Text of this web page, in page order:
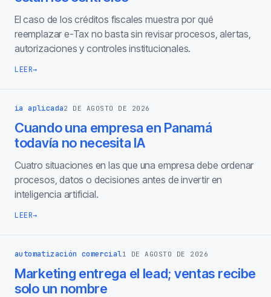
El caso de los créditos fiscales muestra por qué
reemplazar e-Tax no basta sin revisar procesos, alertas,
autorizaciones y controles institucionales.
LEER→
ia aplicada2 DE AGOSTO DE 2026
Cuando una empresa en Panamá
todavía no necesita IA
Cuatro situaciones en las que una empresa debe ordenar
procesos, datos o decisiones antes de invertir en
inteligencia artificial.
LEER→
automatización comercial1 DE AGOSTO DE 2026
Marketing entrega el lead; ventas recibe
solo un nombre